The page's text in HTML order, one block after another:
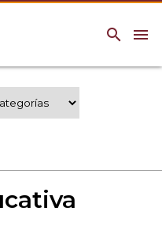
menu
search